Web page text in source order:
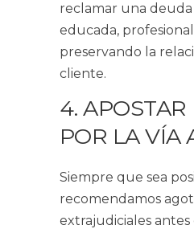
reclamar una
educada,
preservando la
cliente.
4.
POR LA VÍA
Siempre que sea
recomendamos
extrajudiciales antes